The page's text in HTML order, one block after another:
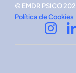
© EMDR PSICO
Política de Cookies